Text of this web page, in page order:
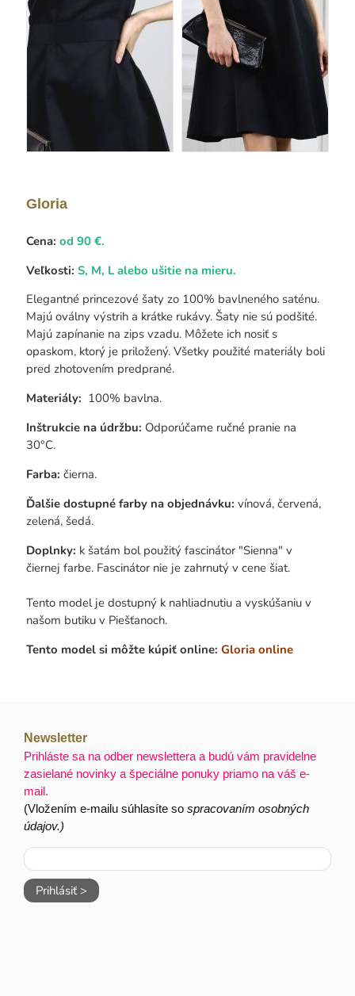
Gloria
Cena:od 90 €.
Veľkosti:S, M, L alebo ušitie na mieru.
Elegantné princezové šaty zo 100% bavlneného saténu.
Majú oválny výstrih a krátke rukávy. Šaty nie sú podšité.
Majú zapínanie na zips vzadu. Môžete ich nosiť s
opaskom, ktorý je priložený. Všetky použité materiály boli
pred zhotovením predprané.
Materiály: 100% bavlna.
Inštrukcie na údržbu: Odporúčame ručné pranie na
30°C.
Farba: čierna.
Ďalšie dostupné farby na objednávku:vínová, červená,
zelená, šedá.
Doplnky: k šatám bol použitý fascinátor "Sienna" v
čiernej farbe. Fascinátor nie je zahrnutý v cene šiat.
Tento model je dostupný k nahliadnutiu a vyskúšaniu v
našom butiku v Piešťanoch.
Tento model si môžte kúpiť online:Gloria online
Newsletter
Prihláste sa na odber newslettera a budú vám pravidelne
zasielané novinky a špeciálne ponuky priamo na váš e-
mail.
(Vložením e-mailu súhlasíte sospracovaním osobných
údajov.)
Prihlásiť >